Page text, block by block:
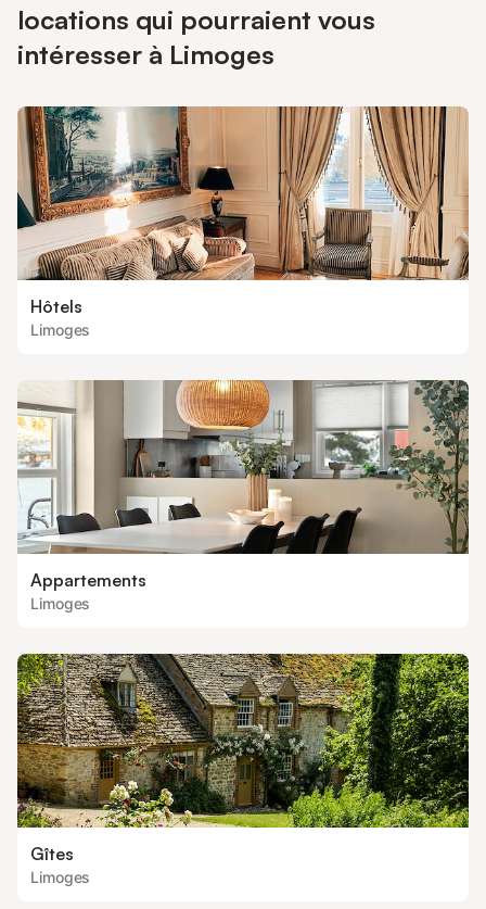
locations qui pourraient vous
intéresser à Limoges
Hôtels
Limoges
Appartements
Limoges
Gîtes
Limoges